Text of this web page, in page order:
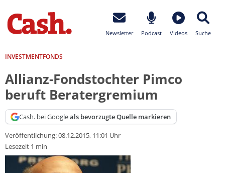
Newsletter Podcast Videos Suche
INVESTMENTFONDS
Allianz-Fondstochter Pimco
beruft Beratergremium
Cash. bei Googleals bevorzugte Quelle markieren
Veröffentlichung:08.12.2015, 11:01 Uhr
Lesezeit 1 min